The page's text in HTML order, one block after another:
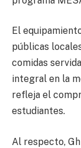
El
públicas
comidas
integral en la
refleja el
estudiantes.
Al respecto,